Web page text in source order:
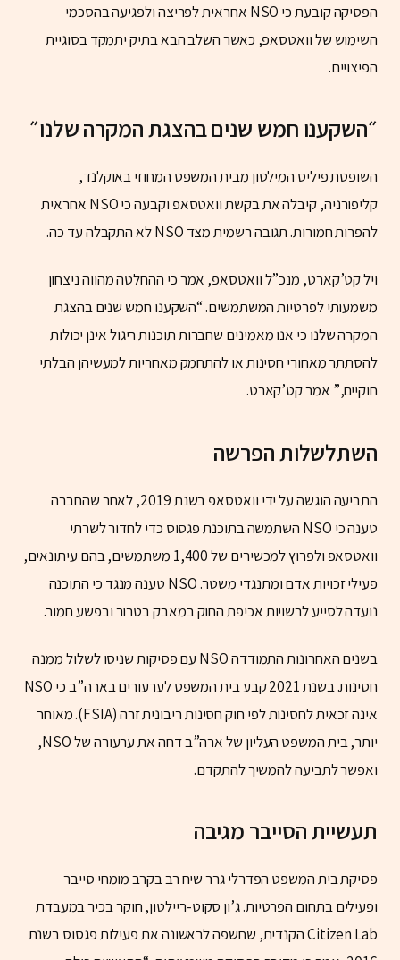
הפסיקה קובעת כי NSO אחראית לפריצה ולפגיעה בהסכמי
השימוש של וואטסאפ, כאשר השלב הבא בתיק יתמקד בסוגיית
הפיצויים.
״השקענו חמש שנים בהצגת המקרה שלנו״
השופטת פיליס המילטון מבית המשפט המחוזי באוקלנד,
קליפורניה, קיבלה את בקשת וואטסאפ וקבעה כי NSO אחראית
להפרות חמורות. תגובה רשמית מצד NSO לא התקבלה עד כה.
ויל קט’קארט, מנכ”ל וואטסאפ, אמר כי ההחלטה מהווה ניצחון
משמעותי לפרטיות המשתמשים. “השקענו חמש שנים בהצגת
המקרה שלנו כי אנו מאמינים שחברות תוכנות ריגול אינן יכולות
להסתתר מאחורי חסינות או להתחמק מאחריות למעשיהן הבלתי
חוקיים,” אמר קט’קארט.
השתלשלותהפרשה
התביעה הוגשה על ידי וואטסאפ בשנת 2019, לאחר שהחברה
טענה כי NSO השתמשה בתוכנת פגסוס כדי לחדור לשרתי
וואטסאפ ולפרוץ למכשירים של 1,400 משתמשים, בהם עיתונאים,
פעילי זכויות אדם ומתנגדי משטר. NSO טענה מנגד כי התוכנה
נועדה לסייע לרשויות אכיפת החוק במאבק בטרור ובפשע חמור.
בשנים האחרונות התמודדה NSO עם פסיקות שניסו לשלול ממנה
חסינות. בשנת 2021 קבע בית המשפט לערעורים בארה”ב כי NSO
אינה זכאית לחסינות לפי חוק חסינות ריבונית זרה (FSIA). מאוחר
יותר, בית המשפט העליון של ארה”ב דחה את ערעורה של NSO,
ואפשר לתביעה להמשיך להתקדם.
תעשיית הסייבר מגיבה
פסיקת בית המשפט הפדרלי גרר שיח רב בקרב מומחי סייבר
ופעילים בתחום הפרטיות. ג’ון סקוט-ריילטון, חוקר בכיר במעבדת
Citizen Lab הקנדית, שחשפה לראשונה את פעילות פגסוס בשנת